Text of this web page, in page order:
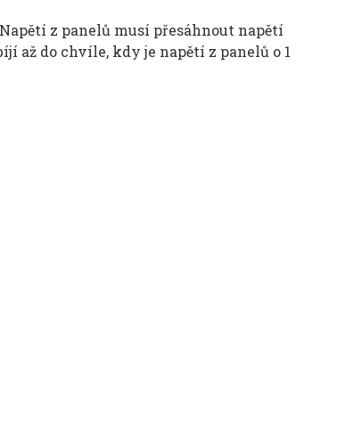
z panelů musí přesáhnout napětí
až do chvíle, kdy je napětí z panelů o 1